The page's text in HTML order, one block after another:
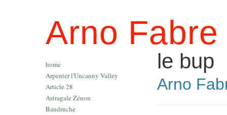
Arno Fabre
home
Arpenter l'Uncanny Valley
Article 28
Astragale Zénon
Baudruche
le bup
Arno